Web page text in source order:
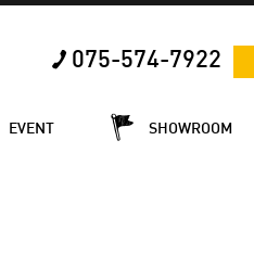
075-574-7922
EVENT SHOWROOM